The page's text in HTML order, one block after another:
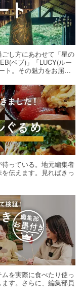
ごし方にあわせて「星の
ベブ)」「LUCY(ルー
ト。その魅力をお届け
っている。地元編集者
伝えます。見ればきっ
を実際に食べたり使っ
す。さらに、編集部員